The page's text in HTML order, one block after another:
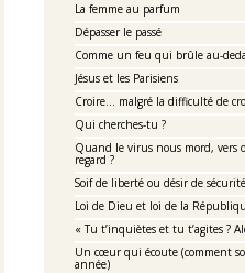
La femme au parfum
Dépasser le passé
Comme un feu qui brûle au-
Jésus et les Parisiens
Croire… malgré la difficulté de
Qui cherches-tu ?
Quand le virus nous mord, vers
regard ?
Soif de liberté ou désir de
Loi de Dieu et loi de la
« Tu t’inquiètes et tu t’agites ?
Un cœur qui écoute (comment
année)